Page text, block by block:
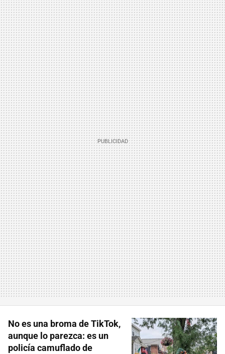
No es una broma de TikTok,
aunque lo parezca: es un
policía camuflado de